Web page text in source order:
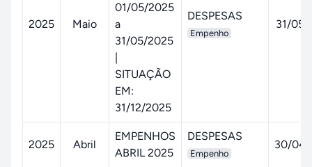
2025 Maio
01/05/2025
a
31/05/2025
|
SITUAÇÃO
EM:
31/12/2025
DESPESAS
Empenho
31/05/
2025 Abril
EMPENHOS
ABRIL 2025
DESPESAS
Empenho
30/04/